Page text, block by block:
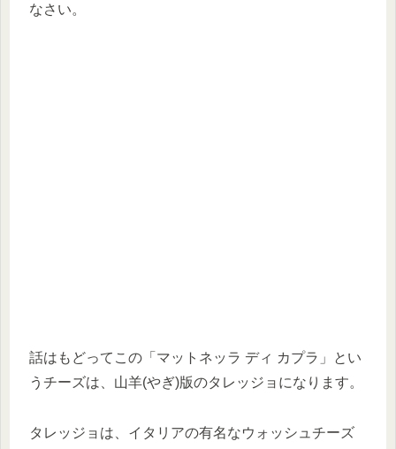
なさい。
話はもどってこの「マットネッラ ディ カプラ」とい
うチーズは、山羊(やぎ)版のタレッジョになります。
タレッジョは、イタリアの有名なウォッシュチーズ